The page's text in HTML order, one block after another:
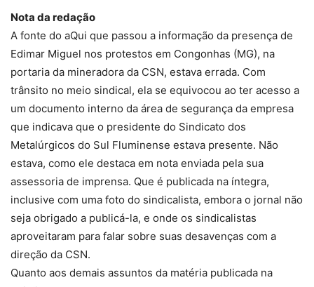
Nota da redação
A fonte do aQui que passou a informação da presença de
Edimar Miguel nos protestos em Congonhas (MG), na
portaria da mineradora da CSN, estava errada. Com
trânsito no meio sindical, ela se equivocou ao ter acesso a
um documento interno da área de segurança da empresa
que indicava que o presidente do Sindicato dos
Metalúrgicos do Sul Fluminense estava presente. Não
estava, como ele destaca em nota enviada pela sua
assessoria de imprensa. Que é publicada na íntegra,
inclusive com uma foto do sindicalista, embora o jornal não
seja obrigado a publicá-la, e onde os sindicalistas
aproveitaram para falar sobre suas desavenças com a
direção da CSN.
Quanto aos demais assuntos da matéria publicada na